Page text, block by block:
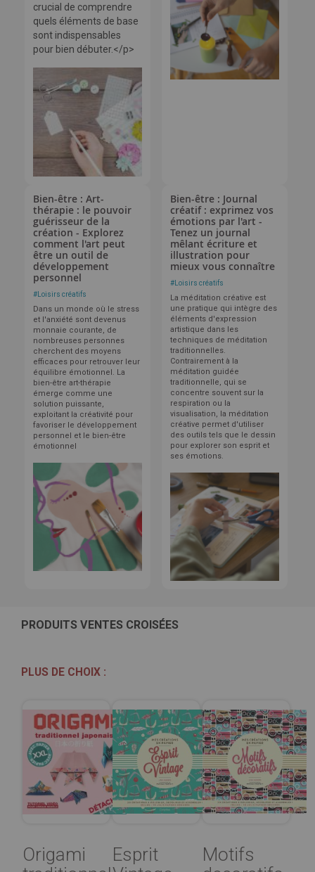
crucial de comprendre
quels éléments de base
sont indispensables
pour bien débuter.</p>
Bien-être : Art-
thérapie : le pouvoir
guérisseur de la
création - Explorez
comment l'art peut
être un outil de
développement
personnel
# Loisirs créatifs
Dans un monde où le stress
et l'anxiété sont devenus
monnaie courante, de
nombreuses personnes
cherchent des moyens
efficaces pour retrouver leur
équilibre émotionnel. La
bien-être art-thérapie
émerge comme une
solution puissante,
exploitant la créativité pour
favoriser le développement
personnel et le bien-être
émotionnel
Bien-être : Journal
créatif : exprimez vos
émotions par l'art -
Tenez un journal
mêlant écriture et
illustration pour
mieux vous connaître
#Loisirs créatifs
La méditation créative est
une pratique qui intègre des
éléments d'expression
artistique dans les
techniques de méditation
traditionnelles.
Contrairement à la
méditation guidée
traditionnelle, qui se
concentre souvent sur la
respiration ou la
visualisation, la méditation
créative permet d'utiliser
des outils tels que le dessin
pour explorer son esprit et
ses émotions.
PRODUITS VENTES CROISÉES
PLUS DE CHOIX :
Origami
Esprit
Motifs